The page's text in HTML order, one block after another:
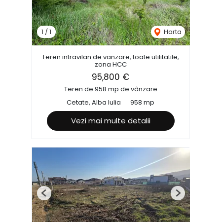
1 /1 Harta
Teren intravilan de vanzare, toate utilitatile,
zona HCC
95,800 €
Teren de 958 mp de vânzare
Cetate, Alba Iulia
958 mp
Vezi mai multe detalii
Previous Next